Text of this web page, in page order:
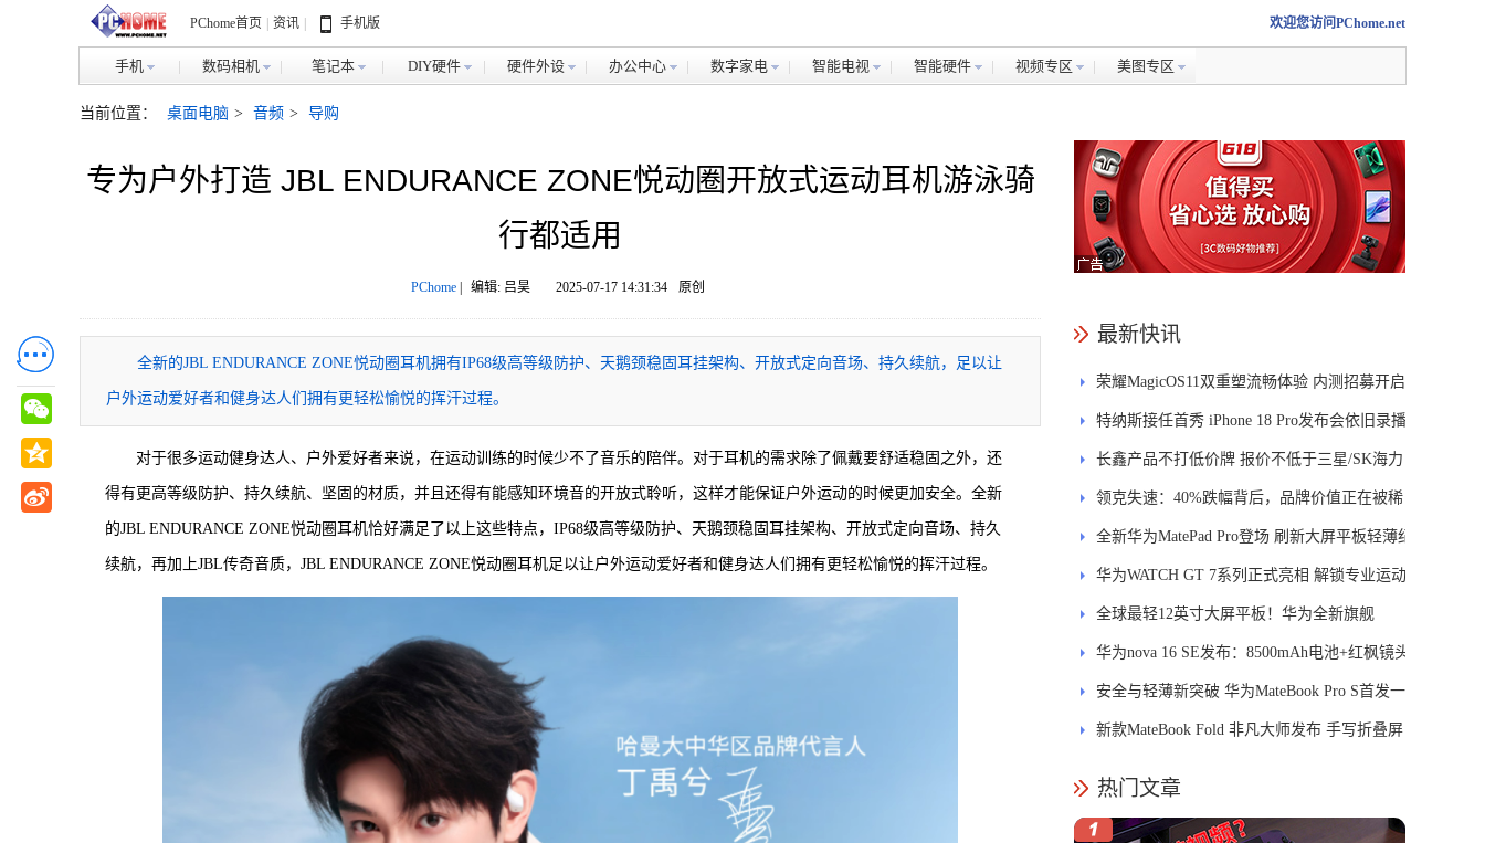
PChome首页 资讯 手机版 欢迎您访问PChome.net
手机 数码相机 笔记本 DIY硬件 硬件外设 办公中心 数字家电 智能电视 智能硬件 视频专区 美图专区
当前位置： 桌面电脑 > 音频 > 导购
专为户外打造 JBL ENDURANCE ZONE悦动圈开放式运动耳机游泳骑
行都适用
PChome| 编辑: 吕昊 2025-07-17 14:31:34 原创
全新的JBL ENDURANCE ZONE悦动圈耳机拥有IP68级高等级防护、天鹅颈稳固耳挂架构、开放式定向音场、持久续航，足以让
户外运动爱好者和健身达人们拥有更轻松愉悦的挥汗过程。
对于很多运动健身达人、户外爱好者来说，在运动训练的时候少不了音乐的陪伴。对于耳机的需求除了佩戴要舒适稳固之外，还
得有更高等级防护、持久续航、坚固的材质，并且还得有能感知环境音的开放式聆听，这样才能保证户外运动的时候更加安全。全新
的JBL ENDURANCE ZONE悦动圈耳机恰好满足了以上这些特点，IP68级高等级防护、天鹅颈稳固耳挂架构、开放式定向音场、持久
续航，再加上JBL传奇音质，JBL ENDURANCE ZONE悦动圈耳机足以让户外运动爱好者和健身达人们拥有更轻松愉悦的挥汗过程。
最新快讯
荣耀MagicOS11双重塑流畅体验 内测招募开启
特纳斯接任首秀 iPhone 18 Pro发布会依旧录播
长鑫产品不打低价牌 报价不低于三星/SK海力
士
领克失速：40%跌幅背后，品牌价值正在被稀
释
全新华为MatePad Pro登场 刷新大屏平板轻薄纪
录
华为WATCH GT 7系列正式亮相 解锁专业运动
新体验
全球最轻12英寸大屏平板！华为全新旗舰
MatePad Pro正式发布
华为nova 16 SE发布：8500mAh电池+红枫镜头
安全与轻薄新突破 华为MateBook Pro S首发一
区双像素技术防窥屏
新款MateBook Fold 非凡大师发布 手写折叠屏
热门文章